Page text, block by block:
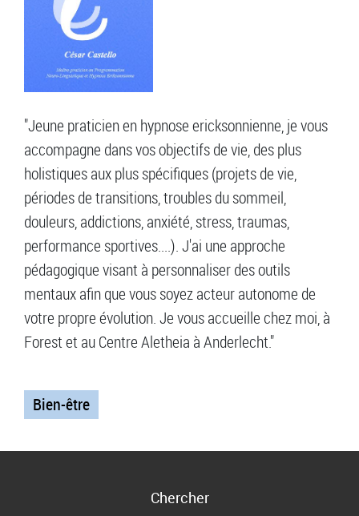
"Jeune praticien en hypnose ericksonnienne, je vous
accompagne dans vos objectifs de vie, des plus
holistiques aux plus spécifiques (projets de vie,
périodes de transitions, troubles du sommeil,
douleurs, addictions, anxiété, stress, traumas,
performance sportives....). J'ai une approche
pédagogique visant à personnaliser des outils
mentaux afin que vous soyez acteur autonome de
votre propre évolution. Je vous accueille chez moi, à
Forest et au Centre Aletheia à Anderlecht."
Bien-être
Chercher